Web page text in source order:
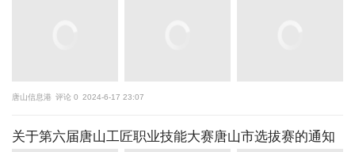
唐山信息港 评论 0 2024-6-17 23:07
关于第六届唐山工匠职业技能大赛唐山市选拔赛的通知